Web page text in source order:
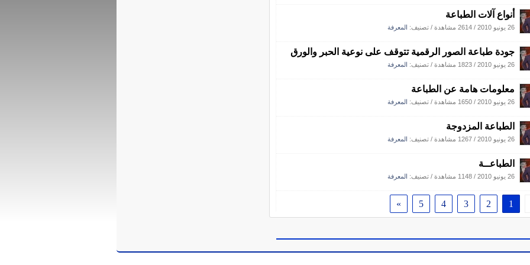
أنواع آلات الطباعة
26 يونيو 2010 / 2614 مشاهدة / تصنيف: المعرفة
جودة طباعة الصور الرقمية تتوقف على نوعية الحبر والورق
26 يونيو 2010 / 1823 مشاهدة / تصنيف: المعرفة
معلومات هامة عن الطباعة
26 يونيو 2010 / 1650 مشاهدة / تصنيف: المعرفة
الطباعة المزدوجة
26 يونيو 2010 / 1267 مشاهدة / تصنيف: المعرفة
الطباعــة
26 يونيو 2010 / 1148 مشاهدة / تصنيف: المعرفة
1
2
3
4
5
»